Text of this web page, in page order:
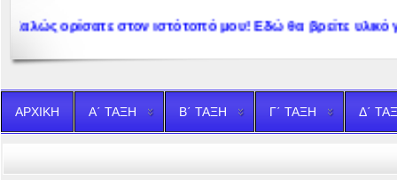
ορίσατε στον ιστότοπό μου! Εδώ θα βρείτε υλικό για
ΑΡΧΙΚΗ Α΄ ΤΑΞΗ Β΄ ΤΑΞΗ Γ΄ ΤΑΞΗ Δ΄